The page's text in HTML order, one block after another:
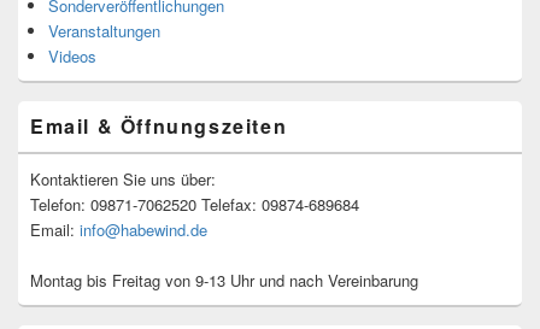
Sonderveröffentlichungen
Veranstaltungen
Videos
Email & Öffnungszeiten
Kontaktieren Sie uns über:
Telefon: 09871-7062520 Telefax: 09874-689684
Email: info@habewind.de
Montag bis Freitag von 9-13 Uhr und nach Vereinbarung